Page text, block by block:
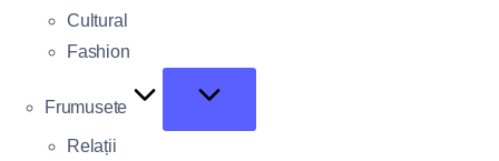
Cultural
Fashion
Frumusete
Relații